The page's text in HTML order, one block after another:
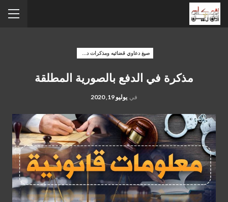
صيغ دعاوي قضائيه ومذكرات دفاع
مذكرة في الدفع بالصورية المطلقة
في يوليو 19, 2020